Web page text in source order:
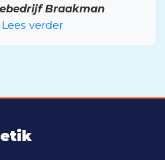
Braakman
Lees verder